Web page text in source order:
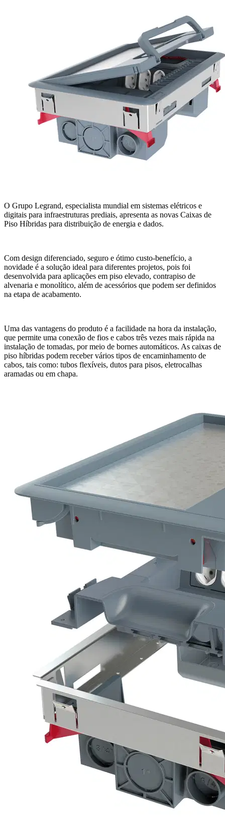
O Grupo Legrand, especialista mundial em sistemas elétricos e
digitais para infraestruturas prediais, apresenta as novas Caixas de
Piso Híbridas para distribuição de energia e dados.
Com design diferenciado, seguro e ótimo custo-benefício, a
novidade é a solução ideal para diferentes projetos, pois foi
desenvolvida para aplicações em piso elevado, contrapiso de
alvenaria e monolítico, além de acessórios que podem ser definidos
na etapa de acabamento.
Uma das vantagens do produto é a facilidade na hora da instalação,
que permite uma conexão de fios e cabos três vezes mais rápida na
instalação de tomadas, por meio de bornes automáticos. As caixas de
piso híbridas podem receber vários tipos de encaminhamento de
cabos, tais como: tubos flexíveis, dutos para pisos, eletrocalhas
aramadas ou em chapa.